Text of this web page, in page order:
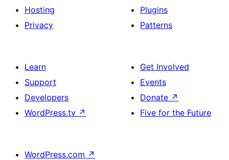
Hosting
Privacy
Plugins
Patterns
Learn
Support
Developers
WordPress.tv ↗
Get Involved
Events
Donate ↗
Five for the Future
WordPress.com ↗